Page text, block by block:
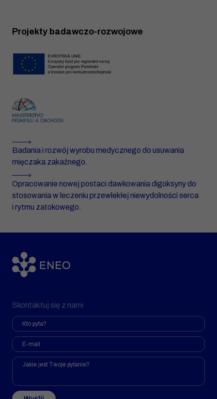
Projekty badawczo-rozwojowe
Badania i rozwój wyrobu medycznego do usuwania
mięczaka zakaźnego.
Opracowanie nowej postaci dawkowania digoksyny do
stosowania w leczeniu przewlekłej niewydolności serca
i rytmu zatokowego.
Skontaktuj się z nami